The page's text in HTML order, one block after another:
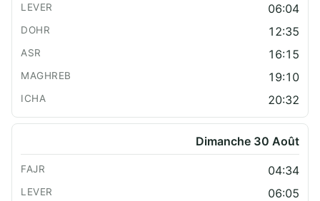
06:04
12:35
16:15
19:10
20:32
Dimanche 30 Août
04:34
06:05